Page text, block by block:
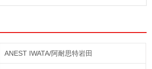
ANEST IWATA/阿耐思特岩田